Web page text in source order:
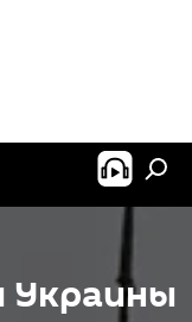
Украины